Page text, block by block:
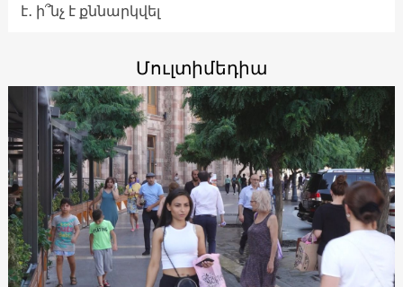
է․ ի՞նչ է քննարկվել
Մուլտիմեդիա